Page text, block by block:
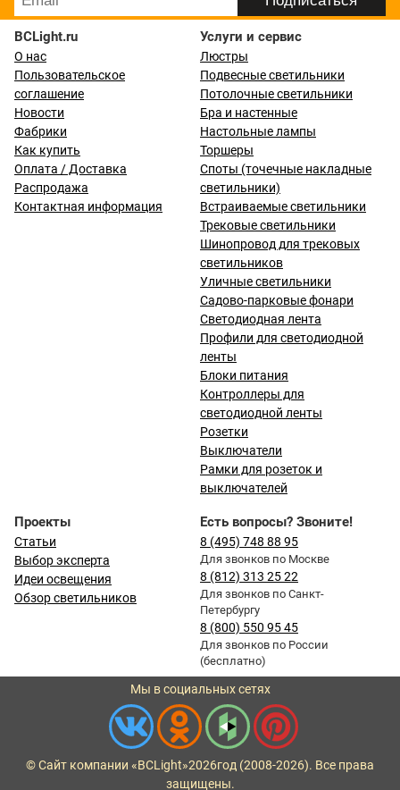
BCLight.ru
О нас
Пользовательское
соглашение
Новости
Фабрики
Как купить
Оплата / Доставка
Распродажа
Контактная информация
Услуги и сервис
Люстры
Подвесные светильники
Потолочные светильники
Бра и настенные
Настольные лампы
Торшеры
Споты (точечные накладные
светильники)
Встраиваемые светильники
Трековые светильники
Шинопровод для трековых
светильников
Уличные светильники
Садово-парковые фонари
Светодиодная лента
Профили для светодиодной
ленты
Блоки питания
Контроллеры для
светодиодной ленты
Розетки
Выключатели
Рамки для розеток и
выключателей
Проекты
Статьи
Выбор эксперта
Идеи освещения
Обзор светильников
Есть вопросы? Звоните!
8 (495) 748 88 95
Для звонков по Москве
8 (812) 313 25 22
Для звонков по Санкт-
Петербургу
8 (800) 550 95 45
Для звонков по России
(бесплатно)
Мы в социальных сетях
© Сайт компании «BCLight»2026год (2008-2026). Все права
защищены.